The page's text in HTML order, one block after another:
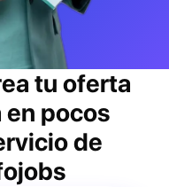
tu oferta
en pocos
de